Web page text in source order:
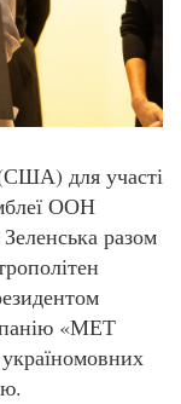
для участі
ООН
разом
«МЕТ